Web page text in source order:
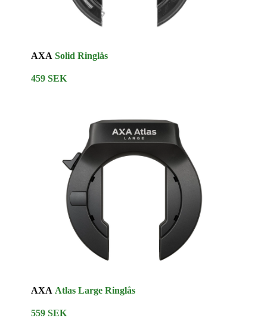
AXASolid Ringlås
459 SEK
AXA Atlas Large Ringlås
559 SEK